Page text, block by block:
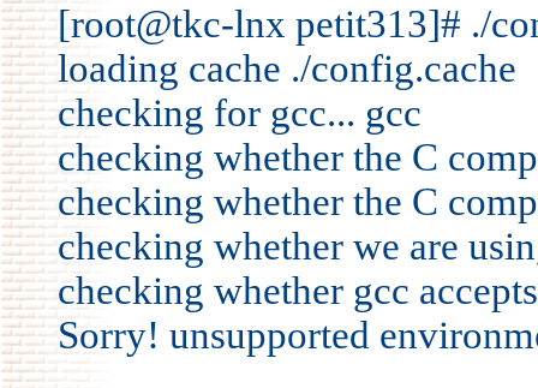
[root@tkc-lnx petit313]# ./
loading cache ./config.cache
checking for gcc... gcc
checking whether the C
checking whether the C
checking whether we are
checking whether gcc
Sorry! unsupported